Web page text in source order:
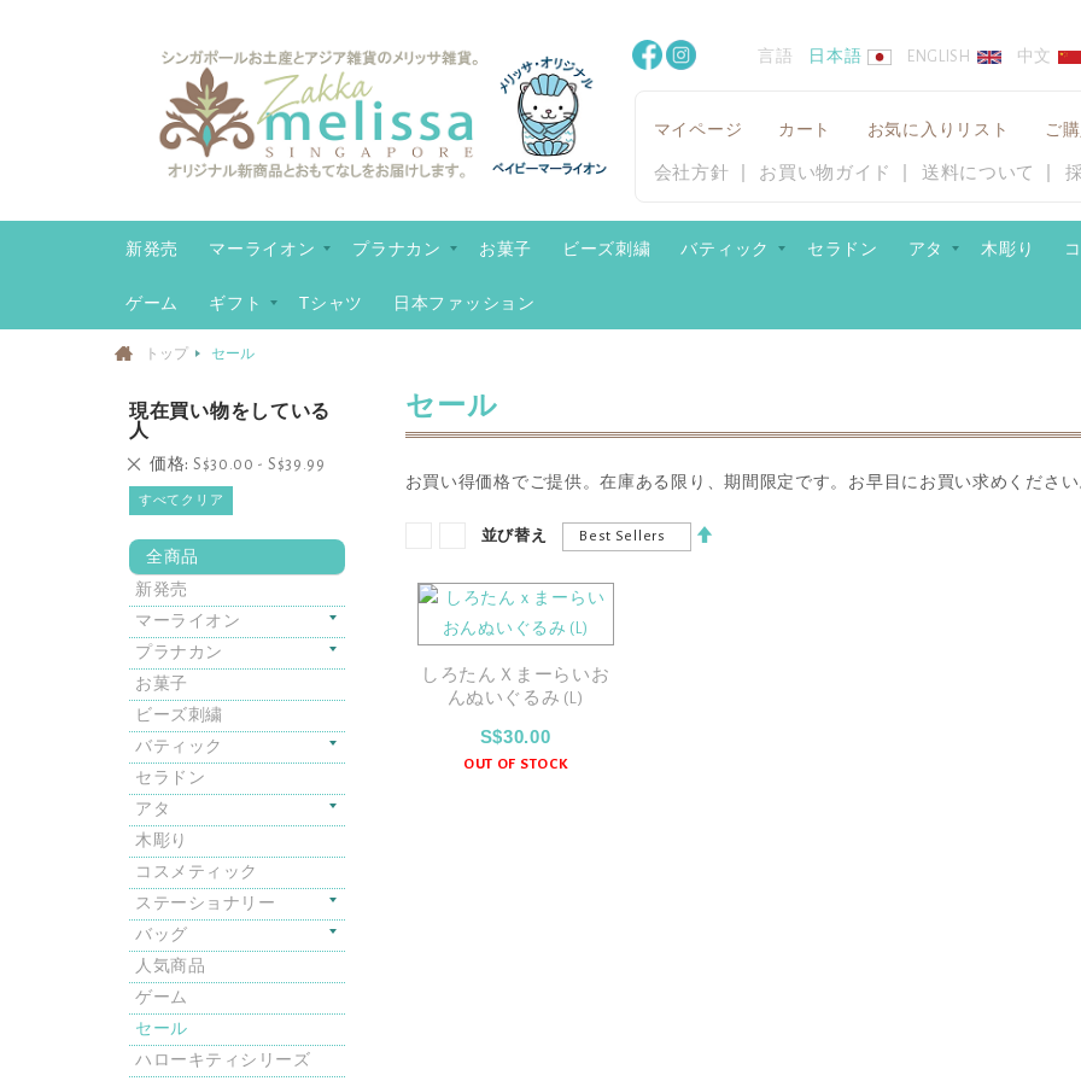
キ
マイページ カート お気に入りリスト ご
会社方針 お買い物ガイド 送料について
言語 日本語 ENGLISH 中文
新発売 マーライオン プラナカン お菓子 ビーズ刺繍 バティック セラドン アタ 木彫り
ゲーム ギフト Tシャツ 日本ファッション
トップ セール
セール
お買い得価格でご提供。在庫ある限り、期間限定です。お早目にお買い求めくださ
ト
並び替え
しろたんｘまーらいお
んぬいぐるみ (L)
S$30.00
OUT OF STOCK
現在買い物をしている
人
価格 S$30.00 - S$39.99
こ
の
商
を
削
除
す
る
すべてクリア
全商品
新発売
マーライオン
プラナカン
お菓子
ビーズ刺繍
バティック
セラドン
アタ
木彫り
コスメティック
ステーショナリー
バッグ
人気商品
ゲーム
セール
ハローキティシリーズ